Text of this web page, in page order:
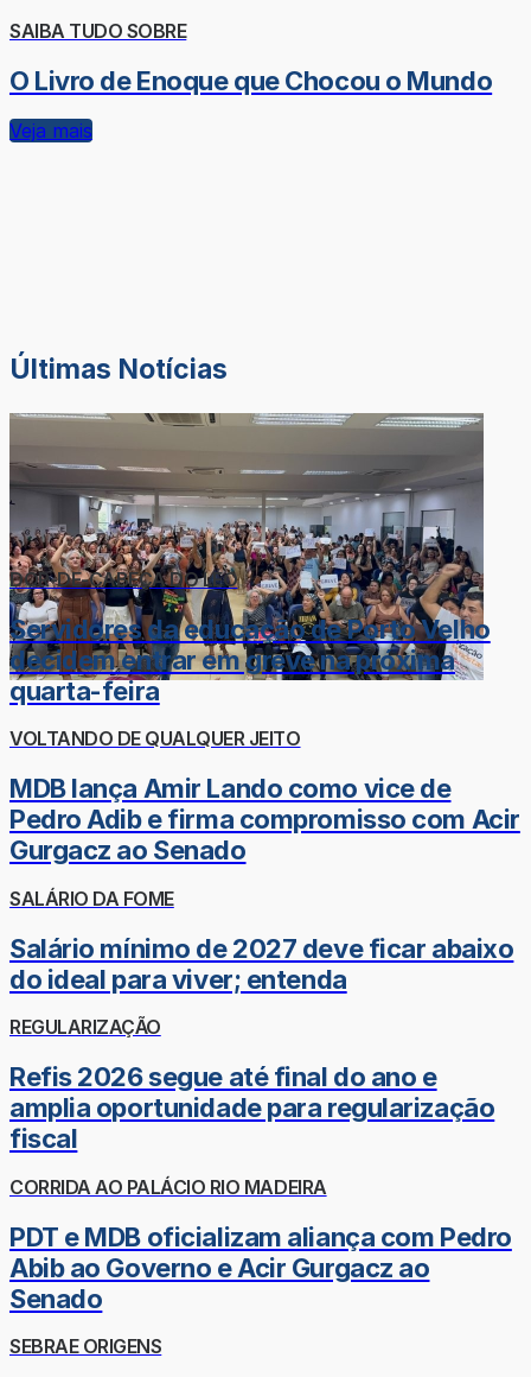
SAIBA TUDO SOBRE
O Livro de Enoque que Chocou o Mundo
Veja mais
Últimas Notícias
DOR-DE-CABEÇA DO LÉO
Servidores da educação de Porto Velho
decidem entrar em greve na próxima
quarta-feira
VOLTANDO DE QUALQUER JEITO
MDB lança Amir Lando como vice de
Pedro Adib e firma compromisso com Acir
Gurgacz ao Senado
SALÁRIO DA FOME
Salário mínimo de 2027 deve ficar abaixo
do ideal para viver; entenda
REGULARIZAÇÃO
Refis 2026 segue até final do ano e
amplia oportunidade para regularização
fiscal
CORRIDA AO PALÁCIO RIO MADEIRA
PDT e MDB oficializam aliança com Pedro
Abib ao Governo e Acir Gurgacz ao
Senado
SEBRAE ORIGENS